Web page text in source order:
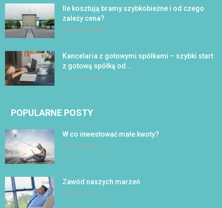
Ile kosztują bramy szybkobieżne i od czego
zależy cena?
28 czerwca 2026
Kancelaria z gotowymi spółkami – szybki start
z gotową spółką od...
31 marca 2026
POPULARNE POSTY
W co inwestować małe kwoty?
17 lutego 2017
Zawód naszych marzeń
30 marca 2017